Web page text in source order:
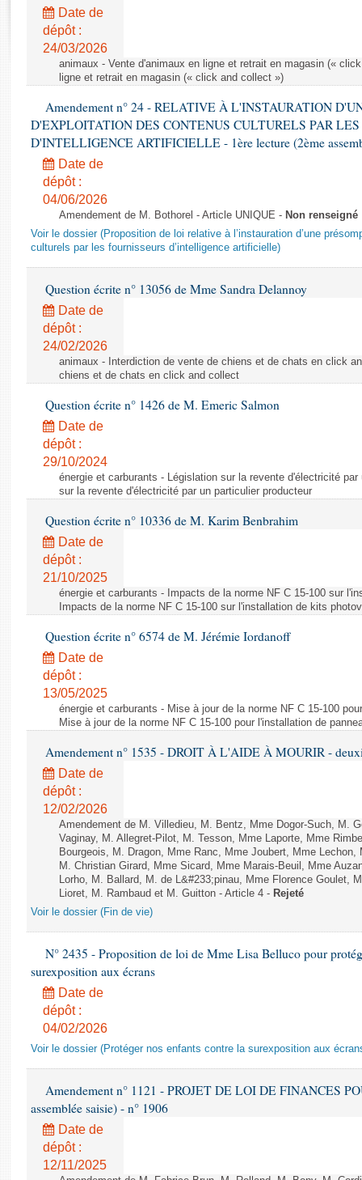
Rapports législatifs
Rapports sur l'application des lois
Baromètre de l’application des lois
Dossiers législatifs
Budget et sécurité sociale
Questions écrites et orales
Comptes rendus des débats
Date de
dépôt :
24/03/2026
animaux - Vente d'animaux en ligne et retrait en magasin («
ligne et retrait en magasin (« click and collect »)
Amendement n° 24 - RELATIVE À L'INSTAURATION
D'EXPLOITATION DES CONTENUS CULTURELS PAR LES
D'INTELLIGENCE ARTIFICIELLE - 1ère lecture (2ème
Date de
dépôt :
04/06/2026
Amendement de M. Bothorel - Article UNIQUE - Non renseigné
Voir le dossier (Proposition de loi relative à l’instauration d’une
culturels par les fournisseurs d’intelligence artificielle)
Question écrite n° 13056 de Mme Sandra Delannoy
Date de
dépôt :
24/02/2026
animaux - Interdiction de vente de chiens et de chats en click
chiens et de chats en click and collect
Question écrite n° 1426 de M. Emeric Salmon
Date de
dépôt :
29/10/2024
énergie et carburants - Législation sur la revente d'électricité
sur la revente d'électricité par un particulier producteur
Question écrite n° 10336 de M. Karim Benbrahim
Date de
dépôt :
21/10/2025
énergie et carburants - Impacts de la norme NF C 15-100 sur
Impacts de la norme NF C 15-100 sur l'installation de kits
Question écrite n° 6574 de M. Jérémie Iordanoff
Date de
dépôt :
13/05/2025
énergie et carburants - Mise à jour de la norme NF C 15-100
Mise à jour de la norme NF C 15-100 pour l'installation de
Amendement n° 1535 - DROIT À L'AIDE À MOURIR -
Date de
dépôt :
12/02/2026
Amendement de M. Villedieu, M. Bentz, Mme Dogor-Such, M.
Vaginay, M. Allegret-Pilot, M. Tesson, Mme Laporte, Mme
Bourgeois, M. Dragon, Mme Ranc, Mme Joubert, Mme
M. Christian Girard, Mme Sicard, Mme Marais-Beuil, Mme
Lorho, M. Ballard, M. de L&#233;pinau, Mme Florence Goulet,
Lioret, M. Rambaud et M. Guitton - Article 4 - Rejeté
Voir le dossier (Fin de vie)
N° 2435 - Proposition de loi de Mme Lisa Belluco pour
surexposition aux écrans
Date de
dépôt :
04/02/2026
Voir le dossier (Protéger nos enfants contre la surexposition aux
Amendement n° 1121 - PROJET DE LOI DE FINANCES
assemblée saisie) - n° 1906
Date de
dépôt :
12/11/2025